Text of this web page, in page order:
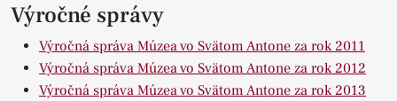
Výročné správy
Výročná správa Múzea vo Svätom Antone za rok 2011
Výročná správa Múzea vo Svätom Antone za rok 2012
Výročná správa Múzea vo Svätom Antone za rok 2013